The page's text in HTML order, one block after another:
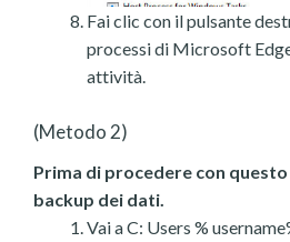
Fai clic con il pulsante
processi di Microsoft
attività.
(Metodo 2)
Prima di procedere con
backup dei dati.
Vai a C: Users %